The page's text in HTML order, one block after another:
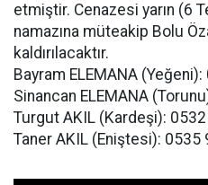
etmiştir. Cenazesi yarın (6
namazına müteakip Bolu
kaldırılacaktır.
Bayram ELEMANA
Sinancan ELEMANA
Turgut AKIL (Kardeşi):
Taner AKIL (Eniştesi): 0535